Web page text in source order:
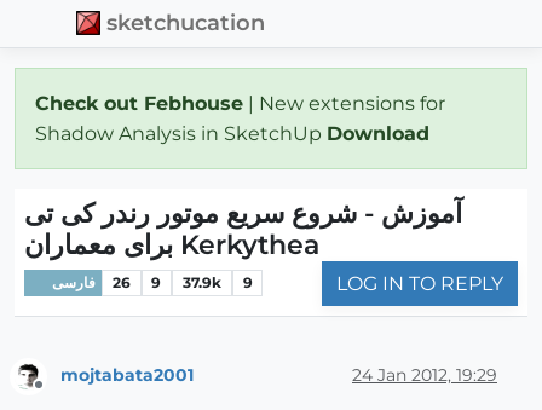
sketchucation
Check out Febhouse | New extensions for
Shadow Analysis in SketchUp Download
آموزش - شروع سریع موتور رندر کی تی
برای معماران Kerkythea
فارسی 26 9 37.9k 9 LOG IN TO REPLY
mojtabata2001 24 Jan 2012, 19:29